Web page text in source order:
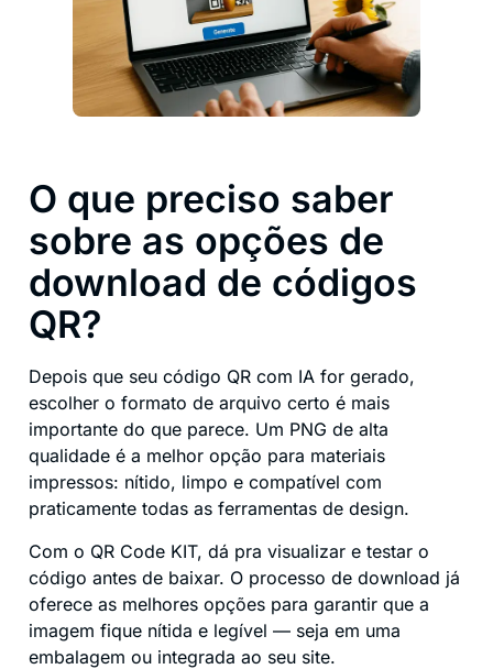
O que preciso saber
sobre as opções de
download de códigos
QR?
Depois que seu código QR com IA for gerado,
escolher o formato de arquivo certo é mais
importante do que parece. Um PNG de alta
qualidade é a melhor opção para materiais
impressos: nítido, limpo e compatível com
praticamente todas as ferramentas de design.
Com o QR Code KIT, dá pra visualizar e testar o
código antes de baixar. O processo de download já
oferece as melhores opções para garantir que a
imagem fique nítida e legível — seja em uma
embalagem ou integrada ao seu site.